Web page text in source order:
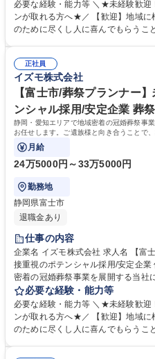
ポートをする、意義深いお仕事です。 【仕事詳細】夜間のご逝去の連
応からお迎え、通夜の準備や打ち合
人様がどんな方だったかをお聞きし
業があり、人間関係を変えずに別の
す。 募集職種 【浜松市/夜間葬祭プランナー】未経験歓迎！人柄重視の選
考/地域密着の安定基盤
必要な経験・能力等 ＼★未経験歓迎
ンが取れる方へ★／ 【歓迎】地域に
のために尽くし人に喜んでもらうこ
寄り添い、真摯に向き合える誠実さ
ント】これまでの人生における様々
ら実行に移せる行動力を評価しま
ており、未経験から安心して成長できる環境です
学院 大学 高専 短大 専修学校 高校
動車
正社員
イズモ株式会社
【富士市/葬祭プランナー
ンシャル採用/安定企業 葬
静岡・愛知エリアで地域密着の冠婚葬祭事
お任せします。ご遺族様と向き合うことで
企画・提案するお仕事です。
月給
24万5000円～33万5000円
勤務地
静岡県富士市
退職金あり
仕事の内容
企業名 イズモ株式会社 求人名 【富士市/葬祭プランナー】未経験歓迎！面
接重視のポテンシャル採用/安定企業 仕事の内容 静岡・愛知エリアで地域
密着の冠婚葬祭事業を展開する当社
ます。ご遺族様と向き合うことで、
ニーを企画・提案するお仕事です。 【仕事詳細】ご逝去の連絡対応からお
迎え、ご遺族との打ち合わせ、通夜
ターフォローまで一貫して担当しま
必要な経験・能力等
必要な経験・能力等 ＼★未経験歓迎
ンが取れる方へ★／ 【歓迎】地域に
のために尽くし人に喜んでもらうこ